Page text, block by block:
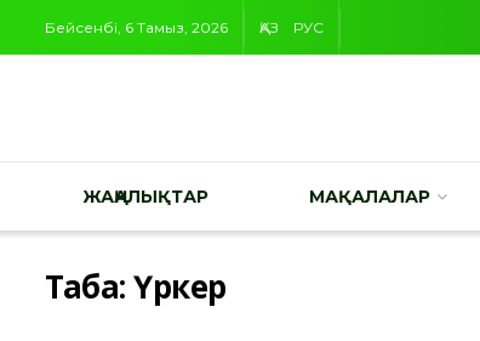
Бейсенбі, 6 Тамыз, 2026 ҚАЗ РУС
ЖАҢАЛЫҚТАР МАҚАЛАЛАР
Таңба:Үркер